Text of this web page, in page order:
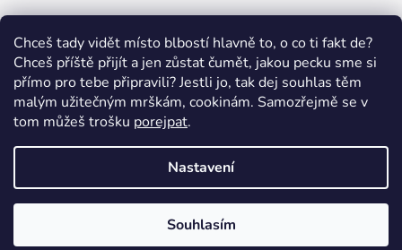
Chceš tady vidět místo blbostí hlavně to, o co ti fakt de?
Chceš příště přijít a jen zůstat čumět, jakou pecku sme si
přímo pro tebe připravili? Jestli jo, tak dej souhlas těm
malým užitečným mrškám, cookinám. Samozřejmě se v
tom můžeš trošku porejpat.
Nastavení
Souhlasím
Swissten.eu Česnekový ráj
Vytvořil Shoptet
Copyright 2026Appletop.cz - mobilní příslušenství.
Všechna práva vyhrazena.